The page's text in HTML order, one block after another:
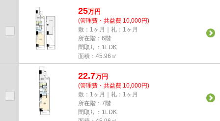
25万円
(管理費・共益費 10,000円)
敷：1ヶ月｜礼：1ヶ月
所在階：6階
間取り：1LDK
面積：45.96㎡
22.7万円
(管理費・共益費 10,000円)
敷：1ヶ月｜礼：1ヶ月
所在階：7階
間取り：1LDK